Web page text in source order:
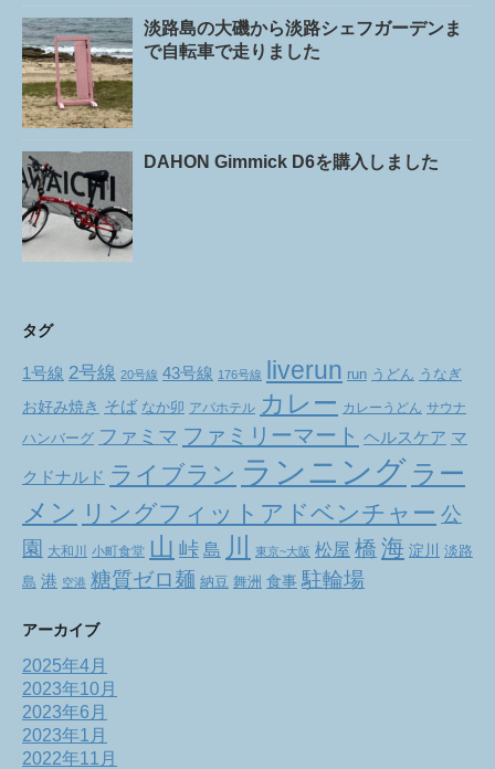
淡路島の大磯から淡路シェフガーデンま
で自転車で走りました
DAHON Gimmick D6を購入しました
タグ
1号線 2号線 20号線 43号線 176号線 liverun run うどん うなぎ
お好み焼き そば なか卯 アパホテル カレー カレーうどん サウナ
ハンバーグ ファミマ ファミリーマート ヘルスケア マ
クドナルド ライブラン ランニング ラー
メン リングフィットアドベンチャー 公
園
大和川 小町食堂 山 峠 島 川 東京~大阪 松屋 橋 海 淀川
淡路
島 港 空港 糖質ゼロ麺 納豆 舞洲 食事 駐輪場
アーカイブ
2025年4月
2023年10月
2023年6月
2023年1月
2022年11月